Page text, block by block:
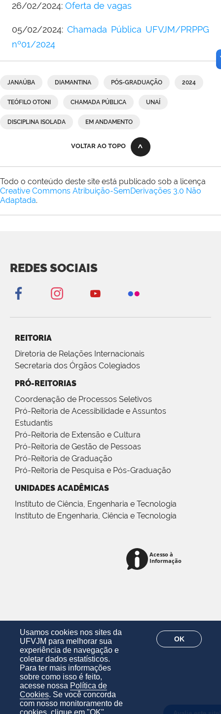
Usamos cookies nos sites da
UFVJM para melhorar sua
experiência de navegação e
coletar dados estatísticos.
Para ter mais informações
sobre como isso é feito,
acesse nossa Política de
Cookies. Se você concorda
com nosso monitoramento de
cookies, clique em "OK".
OK
26/02/2024: Oferta de vagas
05/02/2024: Chamada Pública UFVJM/PRPPG
nº01/2024
JANAÚBA DIAMANTINA PÓS-GRADUAÇÃO 2024
TEÓFILO OTONI CHAMADA PÚBLICA UNAÍ
DISCIPLINA ISOLADA EM ANDAMENTO
VOLTAR AO TOPO
Todo o conteúdo deste site está publicado sob a licença
Creative Commons Atribuição-SemDerivações 3.0 Não
Adaptada.
REDES SOCIAIS
REITORIA
Diretoria de Relações Internacionais
Secretaria dos Órgãos Colegiados
PRÓ-REITORIAS
Coordenação de Processos Seletivos
Pró-Reitoria de Acessibilidade e Assuntos
Estudantis
Pró-Reitoria de Extensão e Cultura
Pró-Reitoria de Gestão de Pessoas
Pró-Reitoria de Graduação
Pró-Reitoria de Pesquisa e Pós-Graduação
UNIDADES ACADÊMICAS
Instituto de Ciência, Engenharia e Tecnologia
Instituto de Engenharia, Ciência e Tecnologia